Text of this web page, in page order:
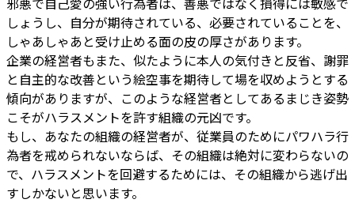
しょうし、自分が期待されている、必要されていることを、
しゃあしゃあと受け止める面の皮の厚さがあります。
企業の経営者もまた、似たように本人の気付きと反省、謝罪
と自主的な改善という絵空事を期待して場を収めようとする
傾向がありますが、このような経営者としてあるまじき姿勢
こそがハラスメントを許す組織の元凶です。
もし、あなたの組織の経営者が、従業員のためにパワハラ行
為者を戒められないならば、その組織は絶対に変わらないの
で、ハラスメントを回避するためには、その組織から逃げ出
すしかないと思います。